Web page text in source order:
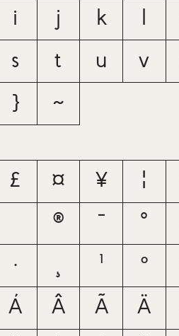
i j k l
s t u v
} ~
£ ¤ ¥ ¦
® °
· ¹ º
Á Â Ã Ä